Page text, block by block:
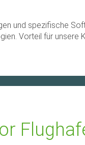
und spezifische
Vorteil für